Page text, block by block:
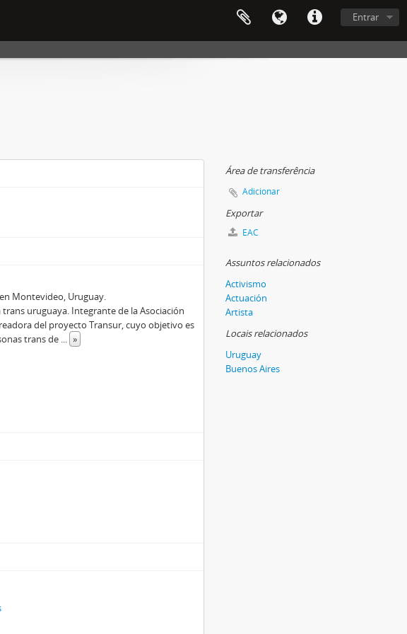
Entrar
Montevideo, Uruguay.
uruguaya. Integrante de la Asociación
del proyecto Transur, cuyo objetivo es
trans de ... »
Área de transferência
Adicionar
Exportar
EAC
Assuntos relacionados
Activismo
Actuación
Artista
Locais relacionados
Uruguay
Buenos Aires